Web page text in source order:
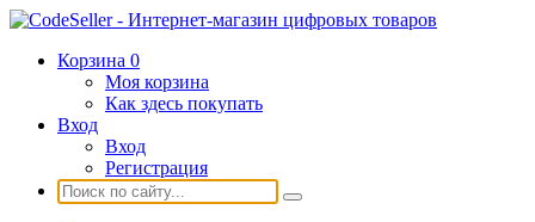
Корзина 0
Моя корзина
Как здесь покупать
Вход
Вход
Регистрация